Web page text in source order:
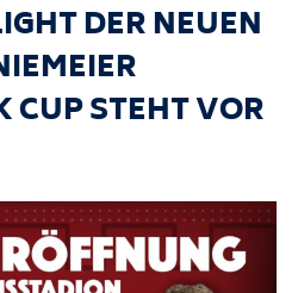
DER NEUEN
CUP STEHT VOR